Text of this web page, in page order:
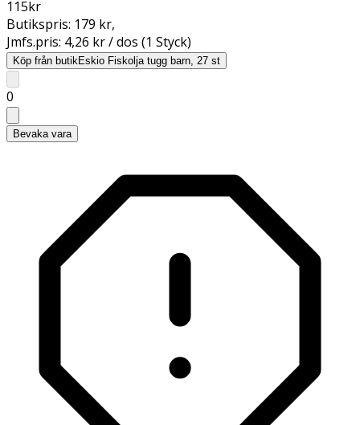
115kr
Butikspris: 179 kr,
Jmfs.pris: 4,26 kr / dos (1 Styck)
Köp från butikEskio Fiskolja tugg barn, 27 st
0
Bevaka vara